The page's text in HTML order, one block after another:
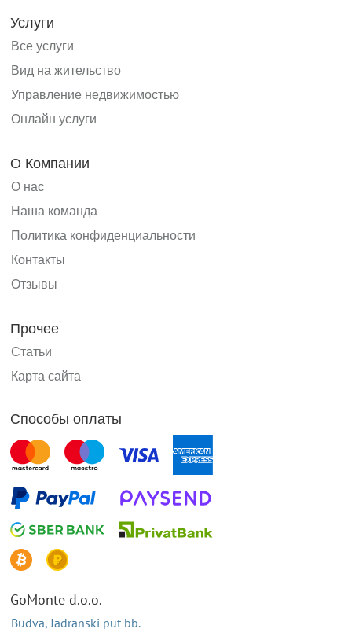
Услуги
Все услуги
Вид на жительство
Управление недвижимостью
Онлайн услуги
О Компании
О нас
Наша команда
Политика конфиденциальности
Контакты
Отзывы
Прочее
Статьи
Карта сайта
Способы оплаты
GoMonte d.o.o.
Budva, Jadranski put bb.